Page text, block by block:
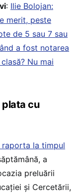
: Ilie Bolojan:
merit, peste
de 5 sau 7 sau
a fost notarea
Nu mai
cu
raporta la timpul
a
preluării
și Cercetării,